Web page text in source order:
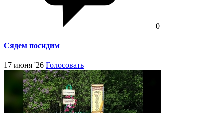
0
Сядем посидим
17 июня '26 Голосовать